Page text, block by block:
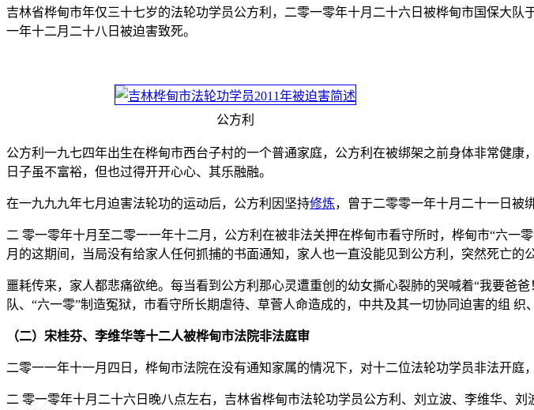
吉林省桦甸市年仅三十七岁的法轮功学员公方利，二零一零年十月二十六日被桦甸市国保大
一年十二月二十八日被迫害致死。
公方利
公方利一九七四年出生在桦甸市西台子村的一个普通家庭，公方利在被绑架之前身体非常健
日子虽不富裕，但也过得开开心心、其乐融融。
在一九九九年七月迫害法轮功的运动后，公方利因坚持修炼，曾于二零零一年十月二十一日被
二 零一零年十月至二零一一年十二月，公方利在被非法关押在桦甸市看守所时，桦甸市“六
月的这期间，当局没有给家人任何抓捕的书面通知，家人也一直没能见到公方利，突然死亡
噩耗传来，家人都悲痛欲绝。每当看到公方利那心灵遭重创的幼女撕心裂肺的哭喊着“我要爸
队、“六一零”制造冤狱，市看守所长期虐待、草菅人命造成的，中共及其一切协同迫害的组 织
（二）宋桂芬、李维华等十二人被桦甸市法院非法庭审
二零一一年十一月四日，桦甸市法院在没有通知家属的情况下，对十二位法轮功学员非法开庭
二 零一零年十月二十六日晚八点左右，吉林省桦甸市法轮功学员公方利、刘立波、李维华、